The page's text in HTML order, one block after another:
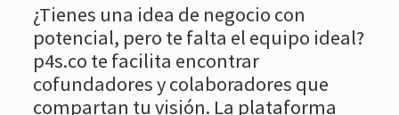
¿Tienes una idea de negocio con
potencial, pero te falta el equipo ideal?
p4s.co te facilita encontrar
cofundadores y colaboradores que
compartan tu visión. La plataforma